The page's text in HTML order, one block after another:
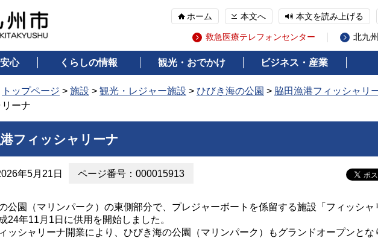
ホーム 本文へ 本文を読み上げる
救急医療テレフォンセンター 北九
心 くらしの情報 観光・おでかけ ビジネス・産業
トップページ > 施設 > 観光・レジャー施設 > ひびき海の公園 > 脇田漁港フィッシャリ
ーナ
フィッシャリーナ
年5月21日 ページ番号：000015913
公園（マリンパーク）の東側部分で、プレジャーボートを係留する施設「フィッシャ
24年11月1日に供用を開始しました。
ッシャリーナ開業により、ひびき海の公園（マリンパーク）もグランドオープンとな